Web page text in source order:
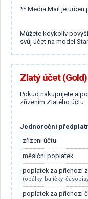
** Media Mail je určen
Můžete kdykoliv
svůj účet na model
Zlatý účet (Gold)
Pokud nakupujete a
zřízením Zlatého účtu.
Jednoroční
zřízení účtu
měsíční poplatek
poplatek za příchozí
(obálky, balíčky,
poplatek za příchozí